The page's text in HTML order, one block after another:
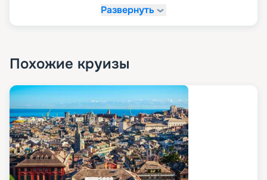
Развернуть
Похожие круизы